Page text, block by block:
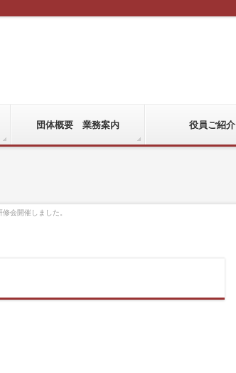
団体概要 業務案内 役員ご紹介
会開催しました。